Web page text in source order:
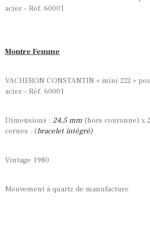
acier – Réf. 60001
Montre Femme
VACHERON CONSTANTIN « mini 222 »
acier – Réf. 60001
Dimensions : 24,5 mm (hors couronne) x
cornes : (bracelet intégré)
Vintage 1980
Mouvement à quartz de manufacture